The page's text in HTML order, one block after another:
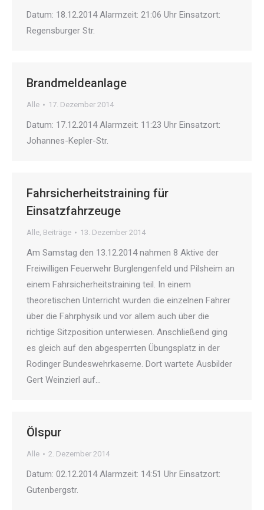
Datum: 18.12.2014 Alarmzeit: 21:06 Uhr Einsatzort:
Regensburger Str.
Brandmeldeanlage
Alle 17. Dezember 2014
Datum: 17.12.2014 Alarmzeit: 11:23 Uhr Einsatzort:
Johannes-Kepler-Str.
Fahrsicherheitstraining für
Einsatzfahrzeuge
Alle, Beiträge 13. Dezember 2014
Am Samstag den 13.12.2014 nahmen 8 Aktive der
Freiwilligen Feuerwehr Burglengenfeld und Pilsheim an
einem Fahrsicherheitstraining teil. In einem
theoretischen Unterricht wurden die einzelnen Fahrer
über die Fahrphysik und vor allem auch über die
richtige Sitzposition unterwiesen. Anschließend ging
es gleich auf den abgesperrten Übungsplatz in der
Rodinger Bundeswehrkaserne. Dort wartete Ausbilder
Gert Weinzierl auf…
Ölspur
Alle 2. Dezember 2014
Datum: 02.12.2014 Alarmzeit: 14:51 Uhr Einsatzort:
Gutenbergstr.